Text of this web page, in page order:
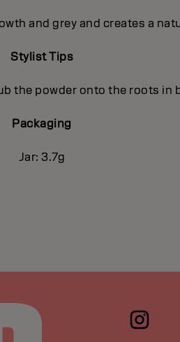
and grey and creates a
Stylist Tips
the powder onto the roots in
Packaging
Jar: 3.7g